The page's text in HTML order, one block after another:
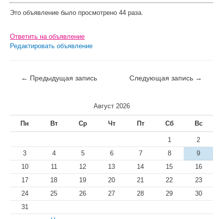
Это объявление было просмотрено 44 раза.
Ответить на объявление
Редактировать объявление
← Предыдущая запись Следующая запись →
Август 2026
Пн Вт Ср Чт Пт Сб Вс
1
2
3
4 5 6 7 8
9
10
11 12 13 14 15
16
17
18 19 20 21 22
23
24
25 26 27 28 29
30
31